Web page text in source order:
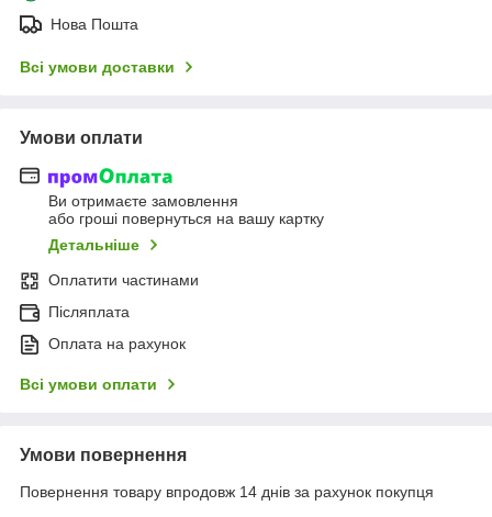
Нова Пошта
Всі умови доставки
Умови оплати
Ви отримаєте замовлення
або гроші повернуться на вашу картку
Детальніше
Оплатити частинами
Післяплата
Оплата на рахунок
Всі умови оплати
Умови повернення
Повернення товару впродовж 14 днів за рахунок покупця